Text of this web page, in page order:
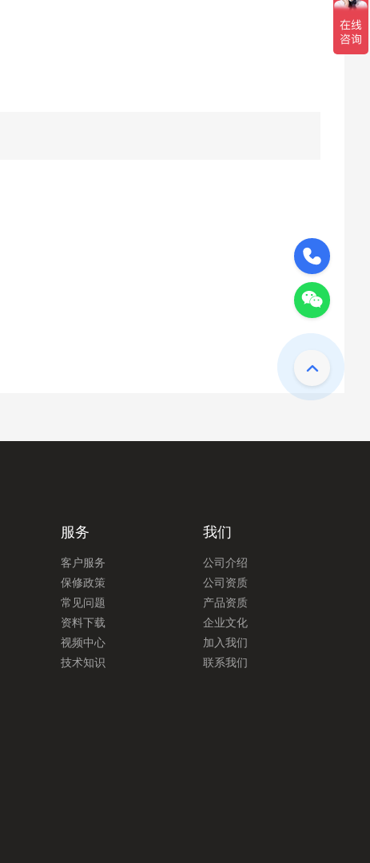
服务
客户服务
保修政策
常见问题
资料下载
视频中心
技术知识
我们
公司介绍
公司资质
产品资质
企业文化
加入我们
联系我们
189-0220-9418